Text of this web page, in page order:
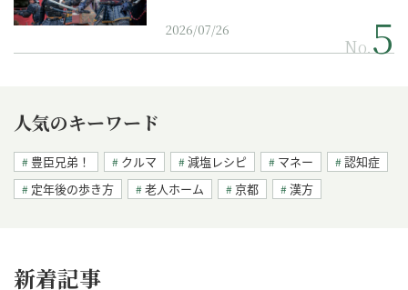
2026/07/26
No.
人気のキーワード
豊臣兄弟！ クルマ 減塩レシピ マネー
認知症
定年後の歩き方
老人ホーム 京都 漢方
新着記事